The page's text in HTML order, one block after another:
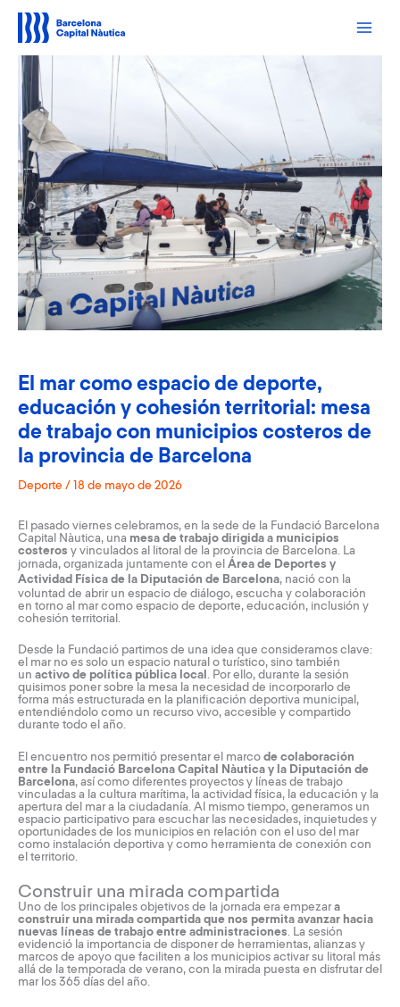
contenido
El mar como espacio de deporte,
educación y cohesión territorial: mesa
de trabajo con municipios costeros de
la provincia de Barcelona
Deporte / 18 de mayo de 2026
El pasado viernes celebramos, en la sede de la Fundació Barcelona
Capital Nàutica, una mesa de trabajo dirigida a municipios
costeros y vinculados al litoral de la provincia de Barcelona. La
jornada, organizada juntamente con el Área de Deportes y
Actividad Física de la Diputación de Barcelona, nació con la
voluntad de abrir un espacio de diálogo, escucha y colaboración
en torno al mar como espacio de deporte, educación, inclusión y
cohesión territorial.
Desde la Fundació partimos de una idea que consideramos clave:
el mar no es solo un espacio natural o turístico, sino también
un activo de política pública local . Por ello, durante la sesión
quisimos poner sobre la mesa la necesidad de incorporarlo de
forma más estructurada en la planificación deportiva municipal,
entendiéndolo como un recurso vivo, accesible y compartido
durante todo el año.
El encuentro nos permitió presentar el marco de colaboración
entre la Fundació Barcelona Capital Nàutica y la Diputación de
Barcelona, así como diferentes proyectos y líneas de trabajo
vinculadas a la cultura marítima, la actividad física, la educación y la
apertura del mar a la ciudadanía. Al mismo tiempo, generamos un
espacio participativo para escuchar las necesidades, inquietudes y
oportunidades de los municipios en relación con el uso del mar
como instalación deportiva y como herramienta de conexión con
el territorio.
Construir una mirada compartida
Uno de los principales objetivos de la jornada era empezara
construir una mirada compartida que nos permita avanzar hacia
nuevas líneas de trabajo entre administraciones. La sesión
evidenció la importancia de disponer de herramientas, alianzas y
marcos de apoyo que faciliten a los municipios activar su litoral más
allá de la temporada de verano, con la mirada puesta en disfrutar del
mar los 365 días del año.